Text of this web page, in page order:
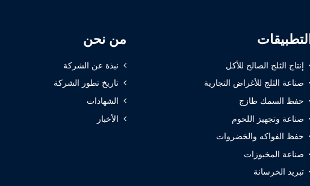
التطبيقات
إنتاج الثلج الصالح للأكل
صناعة الثلج للأغراض التجارية
حفظ السمك طازج
صناعة وتجهيز اللحوم
حفظ الفواكه والخضروات
صناعة المخبوزات
تبريد الخرسانة
من نحن
نبذة عن الشركة
تاريخ تطور الشركة
الشهادات
الأخبار